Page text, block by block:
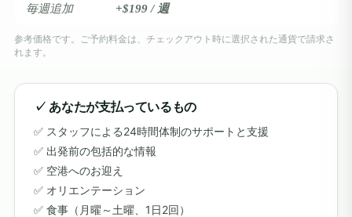
毎週追加 +$199 / 週
参考価格です。ご予約料金は、チェックアウト時に選択された通貨で請求さ
れます。
✓ あなたが支払っているもの
スタッフによる24時間体制のサポートと支援
出発前の包括的な情報
空港へのお迎え
オリエンテーション
食事（月曜～土曜、1日2回）